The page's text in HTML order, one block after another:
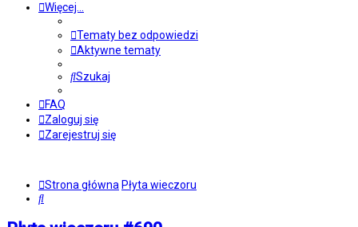
Więcej…
Tematy bez odpowiedzi
Aktywne tematy
Szukaj
FAQ
Zaloguj się
Zarejestruj się
Strona główna Płyta wieczoru
Szukaj